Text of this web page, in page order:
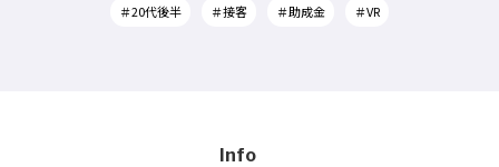
＃20代後半 ＃接客 ＃助成金 ＃VR
Info